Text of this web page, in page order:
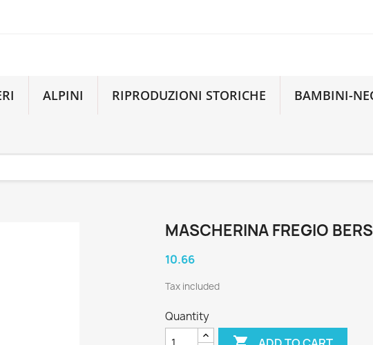
ALPINI RIPRODUZIONI STORICHE BAMBINI-
MASCHERINA FREGIO
10.66
Tax included
Quantity